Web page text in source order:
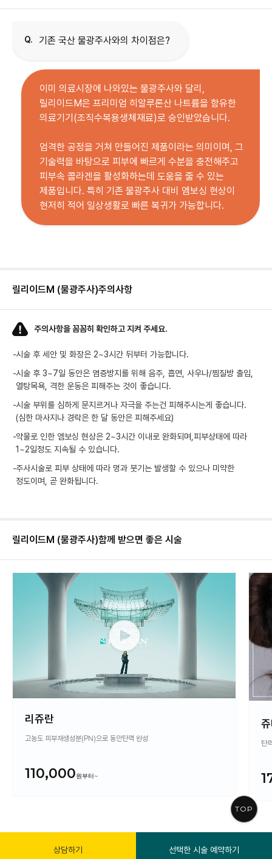
TOP
상담하기 선택한 시술 예약하기
Q. 기존 국산 물광주사와의 차이점은?
이미 의료시장에 나와있는 물광주사와 달리,
릴리이드M은 프리미엄 히알루론산 나트륨을 함유한
의료기기(조직수복용생체재료)로 승인받았습니다.
엄격한 공정을 거쳐 만들어진 제품이라는 의미이며, 그
기술력을 바탕으로 피부에 빠르게 수분을 충전해주고
피부속 콜라겐을 활성화하는데 도움을 줄 수 있는
제품입니다. 특히 기존 물광주사 대비 엠보싱 현상이
현저히 적어 일상생활로 빠른 복귀가 가능합니다.
릴리이드M (물광주사)주의사항
주의사항을 꼼꼼히 확인하고 지켜 주세요.
-시술 후 세안 및 화장은 2~3시간 뒤부터 가능합니다.
-시술 후 3~7일 동안은 염증방지를 위해 음주, 흡연, 사우나/찜질방 출입,
열탕목욕, 격한 운동은 피해주는 것이 좋습니다.
-시술 부위를 심하게 문지르거나 자극을 주는건 피해주시는게 좋습니다.
(심한 마사지나 경락은 한 달 동안은 피해주세요)
-약물로 인한 엠보싱 현상은 2~3시간 이내로 완화되며,피부상태에 따라
1~2일정도 지속될 수 있습니다.
-주사시술로 피부 상태에 따라 멍과 붓기는 발생할 수 있으나 미약한
정도이며, 곧 완화됩니다.
릴리이드M (물광주사)함께 받으면 좋은 시술
리쥬란
고농도 피부재생성분(PN)으로 동안탄력 완성
110,000
탄